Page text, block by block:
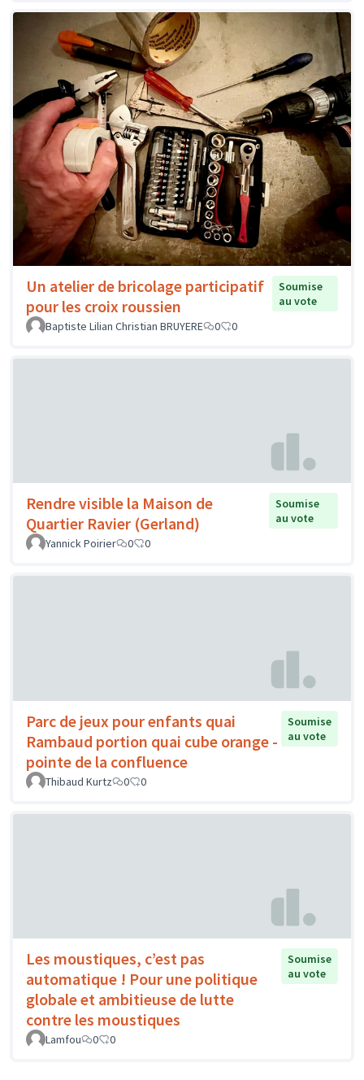
Un atelier de bricolage participatif
pour les croix roussien
Soumise
au vote
Baptiste Lilian Christian BRUYERE
0 0
Rendre visible la Maison de
Quartier Ravier (Gerland)
Soumise
au vote
Yannick Poirier
0 0
Parc de jeux pour enfants quai
Rambaud portion quai cube orange -
pointe de la confluence
Soumise
au vote
Thibaud Kurtz 0 0
Les moustiques, c’est pas
automatique ! Pour une politique
globale et ambitieuse de lutte
contre les moustiques
Soumise
au vote
Lamfou 0 0